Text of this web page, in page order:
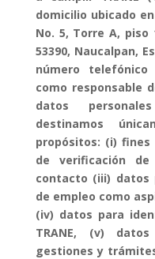
domicilio ubicado
No. 5, Torre A, piso
53390, Naucalpan,
número telefónico
como responsable
datos
destinamos
propósitos: (i)
de verificación
contacto (iii) datos
de empleo como
(iv) datos para
TRANE, (v)
gestiones y